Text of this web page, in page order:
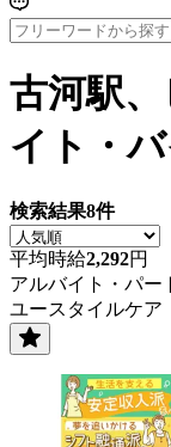
古河駅
イト・
検索結果8件
平均時給2,292円
アルバイト・パー
ユースタイルケア